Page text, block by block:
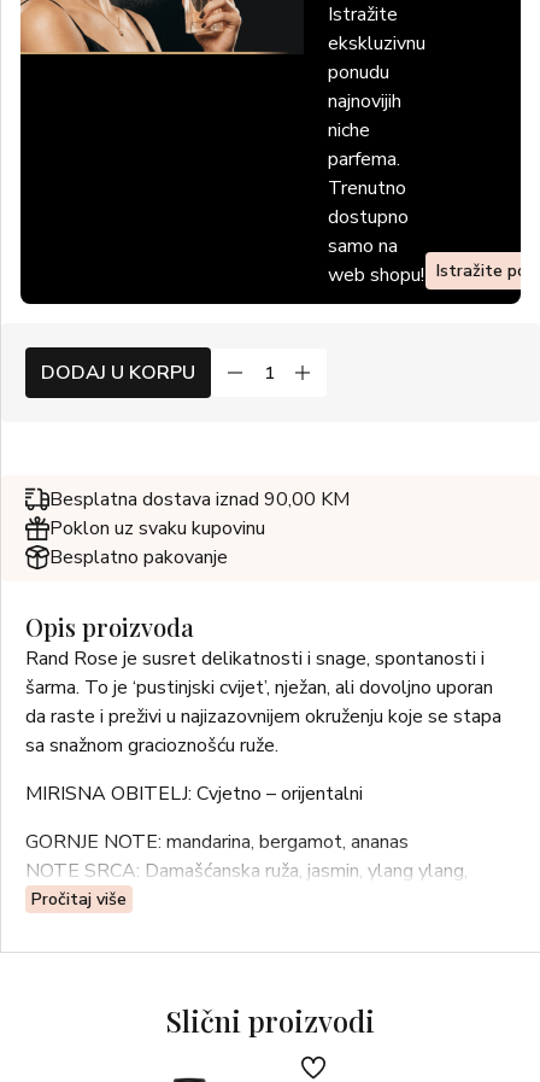
Istražite
ekskluzivnu
ponudu
najnovijih
niche
parfema.
Trenutno
dostupno
samo na
web shopu! Istražite
DODAJ U KORPU
Besplatna dostava iznad 90,00 KM
Poklon uz svaku kupovinu
Besplatno pakovanje
Opis proizvoda
Rand Rose je susret delikatnosti i snage, spontanosti i
šarma. To je ‘pustinjski cvijet’, nježan, ali dovoljno uporan
da raste i preživi u najizazovnijem okruženju koje se stapa
sa snažnom gracioznošću ruže.
MIRISNA OBITELJ: Cvjetno – orijentalni
GORNJE NOTE: mandarina, bergamot, ananas
NOTE SRCA: Damašćanska ruža, jasmin, ylang ylang,
perunika
Pročitaj više
Slični proizvodi